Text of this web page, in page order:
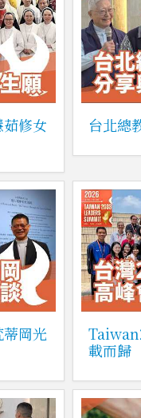
茹修女
台北總
岡光
載而歸